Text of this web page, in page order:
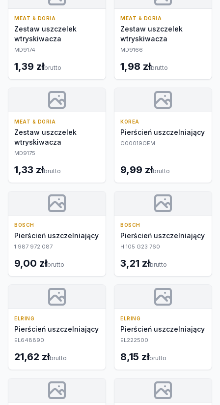
MEAT & DORIA
Zestaw uszczelek
wtryskiwacza
MD9174
1,39 złbrutto
MEAT & DORIA
Zestaw uszczelek
wtryskiwacza
MD9166
1,98 złbrutto
MEAT & DORIA
Zestaw uszczelek
wtryskiwacza
MD9175
1,33 złbrutto
KOREA
Pierścień uszczelniający
O00019OEM
9,99 złbrutto
BOSCH
Pierścień uszczelniający
1 987 972 087
9,00 złbrutto
BOSCH
Pierścień uszczelniający
H 105 G23 760
3,21 złbrutto
ELRING
Pierścień uszczelniający
EL648890
21,62 złbrutto
ELRING
Pierścień uszczelniający
EL222500
8,15 złbrutto